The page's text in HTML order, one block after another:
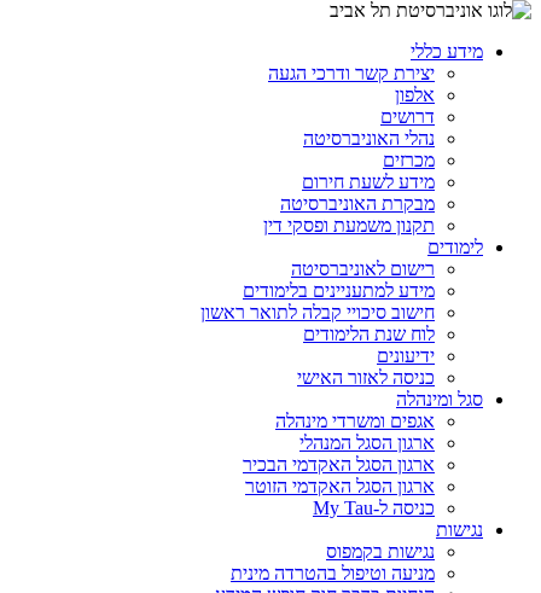
מידע כללי
יצירת קשר ודרכי הגעה
אלפון
דרושים
נהלי האוניברסיטה
מכרזים
מידע לשעת חירום
מבקרת האוניברסיטה
תקנון משמעת ופסקי דין
לימודים
רישום לאוניברסיטה
מידע למתעניינים בלימודים
חישוב סיכויי קבלה לתואר ראשון
לוח שנת הלימודים
ידיעונים
כניסה לאזור האישי
סגל ומינהלה
אגפים ומשרדי מינהלה
ארגון הסגל המנהלי
ארגון הסגל האקדמי הבכיר
ארגון הסגל האקדמי הזוטר
כניסה ל-My Tau
נגישות
נגישות בקמפוס
מניעה וטיפול בהטרדה מינית